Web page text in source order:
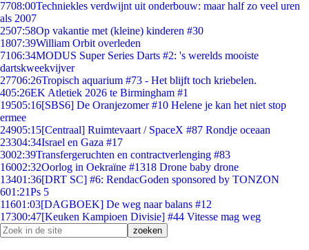
7708:00Techniekles verdwijnt uit onderbouw: maar half zo veel uren
als 2007
2507:58Op vakantie met (kleine) kinderen #30
1807:39William Orbit overleden
7106:34MODUS Super Series Darts #2: 's werelds mooiste
dartskweekvijver
27706:26Tropisch aquarium #73 - Het blijft toch kriebelen.
405:26EK Atletiek 2026 te Birmingham #1
19505:16[SBS6] De Oranjezomer #10 Helene je kan het niet stop
ermee
24905:15[Centraal] Ruimtevaart / SpaceX #87 Rondje oceaan
23304:34Israel en Gaza #17
3002:39Transfergeruchten en contractverlenging #83
16002:32Oorlog in Oekraïne #1318 Drone baby drone
13401:36[DRT SC] #6: RendacGoden sponsored by TONZON
601:21Ps 5
11601:03[DAGBOEK] De weg naar balans #12
17300:47[Keuken Kampioen Divisie] #44 Vitesse mag weg